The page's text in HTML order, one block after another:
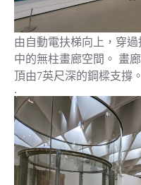
由自動電扶梯向上，穿
中的無柱畫廊空間。 畫
頂由7英尺深的鋼樑支撐。
.